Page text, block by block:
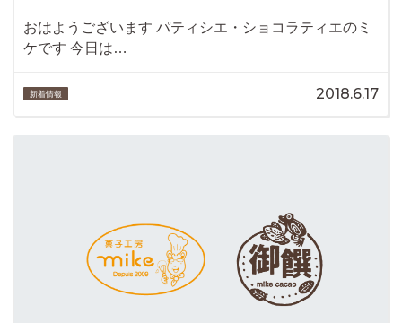
おはようございます パティシエ・ショコラティエのミ
ケです 今日は…
新着情報 2018.6.17